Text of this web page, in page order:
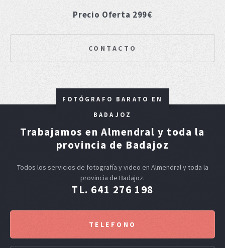
Precio Oferta 299€
CONTACTO
FOTÓGRAFO BARATO EN
BADAJOZ
Trabajamos en Almendral y toda la
provincia de Badajoz
Todos los servicios de fotografía y video en Almendral y toda la
provincia de Badajoz.
TL. 641 276 198
TELEFONO